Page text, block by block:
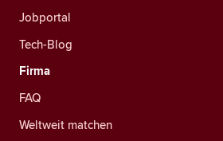
Jobportal
Tech-Blog
Firma
FAQ
Weltweit matchen